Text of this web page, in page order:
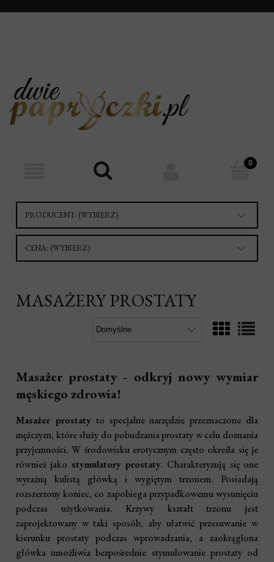
PRODUCENT: (WYBIERZ)
CENA: (WYBIERZ)
MASAŻERY PROSTATY
Masażer prostaty - odkryj nowy wymiar
męskiego zdrowia!
Masażer prostaty to specjalne narzędzie przeznaczone dla
mężczyzn, które służy do pobudzania prostaty w celu doznania
przyjemności. W środowisku erotycznym często określa się je
również jako stymulatory prostaty. Charakteryzują się one
wyraźną kulistą główką i wygiętym trzonem. Posiadają
rozszerzony koniec, co zapobiega przypadkowemu wysunięciu
podczas użytkowania. Krzywy kształt trzonu jest
zaprojektowany w taki sposób, aby ułatwić przesuwanie w
kierunku prostaty podczas wprowadzania, a zaokrąglona
główka umożliwia bezpośrednie stymulowanie prostaty od